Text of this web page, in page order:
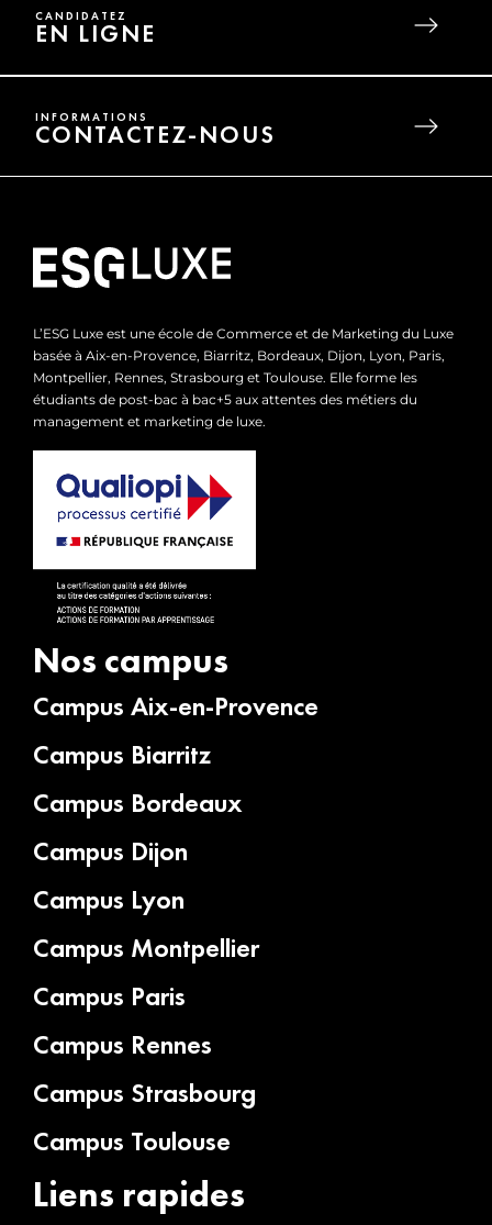
CANDIDATEZ
EN LIGNE
INFORMATIONS
CONTACTEZ-NOUS
L’ESG Luxe est une école de Commerce et de Marketing du Luxe
basée à Aix-en-Provence, Biarritz, Bordeaux, Dijon, Lyon, Paris,
Montpellier, Rennes, Strasbourg et Toulouse. Elle forme les
étudiants de post-bac à bac+5 aux attentes des métiers du
management et marketing de luxe.
Nos campus
Campus Aix-en-Provence
Campus Biarritz
Campus Bordeaux
Campus Dijon
Campus Lyon
Campus Montpellier
Campus Paris
Campus Rennes
Campus Strasbourg
Campus Toulouse
Liens rapides